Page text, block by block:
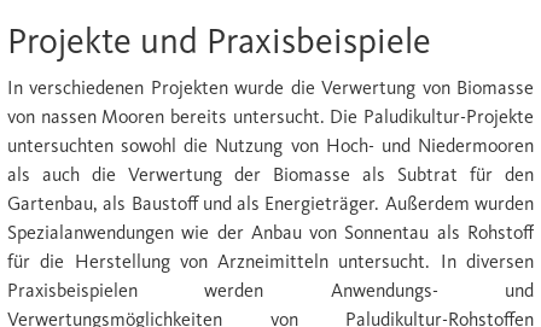
Projekte und Praxisbeispiele
In verschiedenen Projekten wurde die Verwertung von Biomasse
von nassen Mooren bereits untersucht. Die Paludikultur-Projekte
untersuchten sowohl die Nutzung von Hoch- und Niedermooren
als auch die Verwertung der Biomasse als Subtrat für den
Gartenbau, als Baustoff und als Energieträger. Außerdem wurden
Spezialanwendungen wie der Anbau von Sonnentau als Rohstoff
für die Herstellung von Arzneimitteln untersucht. In diversen
Praxisbeispielen werden Anwendungs- und
Verwertungsmöglichkeiten von Paludikultur-Rohstoffen